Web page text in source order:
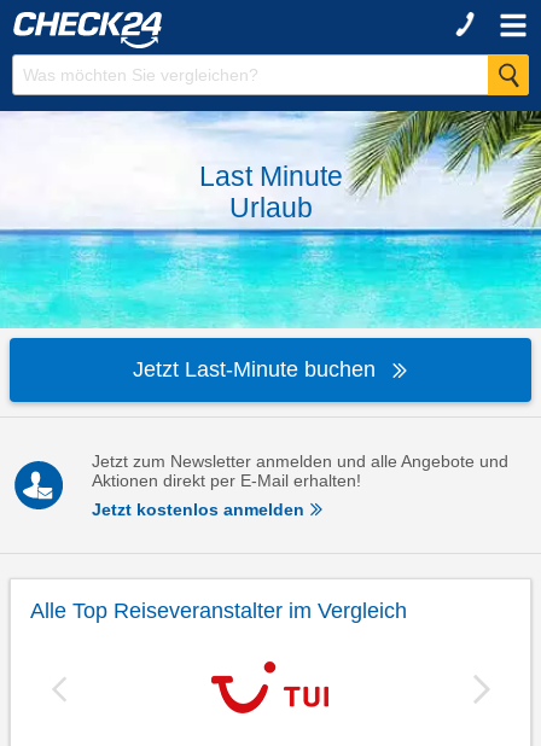
Last Minute
Urlaub
Jetzt Last-Minute buchen
Jetzt zum Newsletter anmelden und alle Angebote und
Aktionen direkt per E-Mail erhalten!
Jetzt kostenlos anmelden
Alle Top Reiseveranstalter im Vergleich